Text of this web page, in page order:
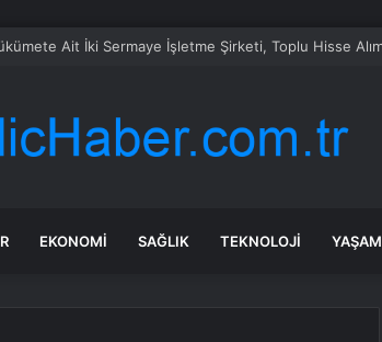
Forumu
EKONOMI SAĞLIK TEKNOLOJI YAŞAM